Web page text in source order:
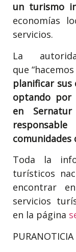
un turismo
economías
servicios.
La
que
planificar sus
optando por
en
comunidades
Toda la
turísticos
encontrar
servicios
en la página
PURANOTICIA